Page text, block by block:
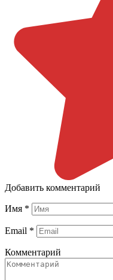
Добавить комментарий
Имя *
Email *
Комментарий